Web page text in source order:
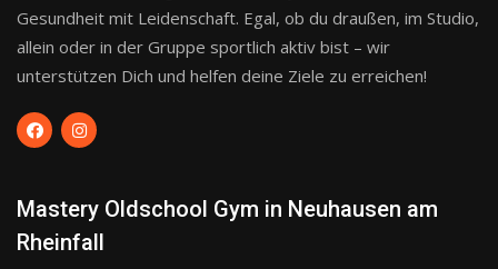
Gesundheit mit Leidenschaft. Egal, ob du draußen, im Studio,
allein oder in der Gruppe sportlich aktiv bist – wir
unterstützen Dich und helfen deine Ziele zu erreichen!
Mastery Oldschool Gym in Neuhausen am
Rheinfall